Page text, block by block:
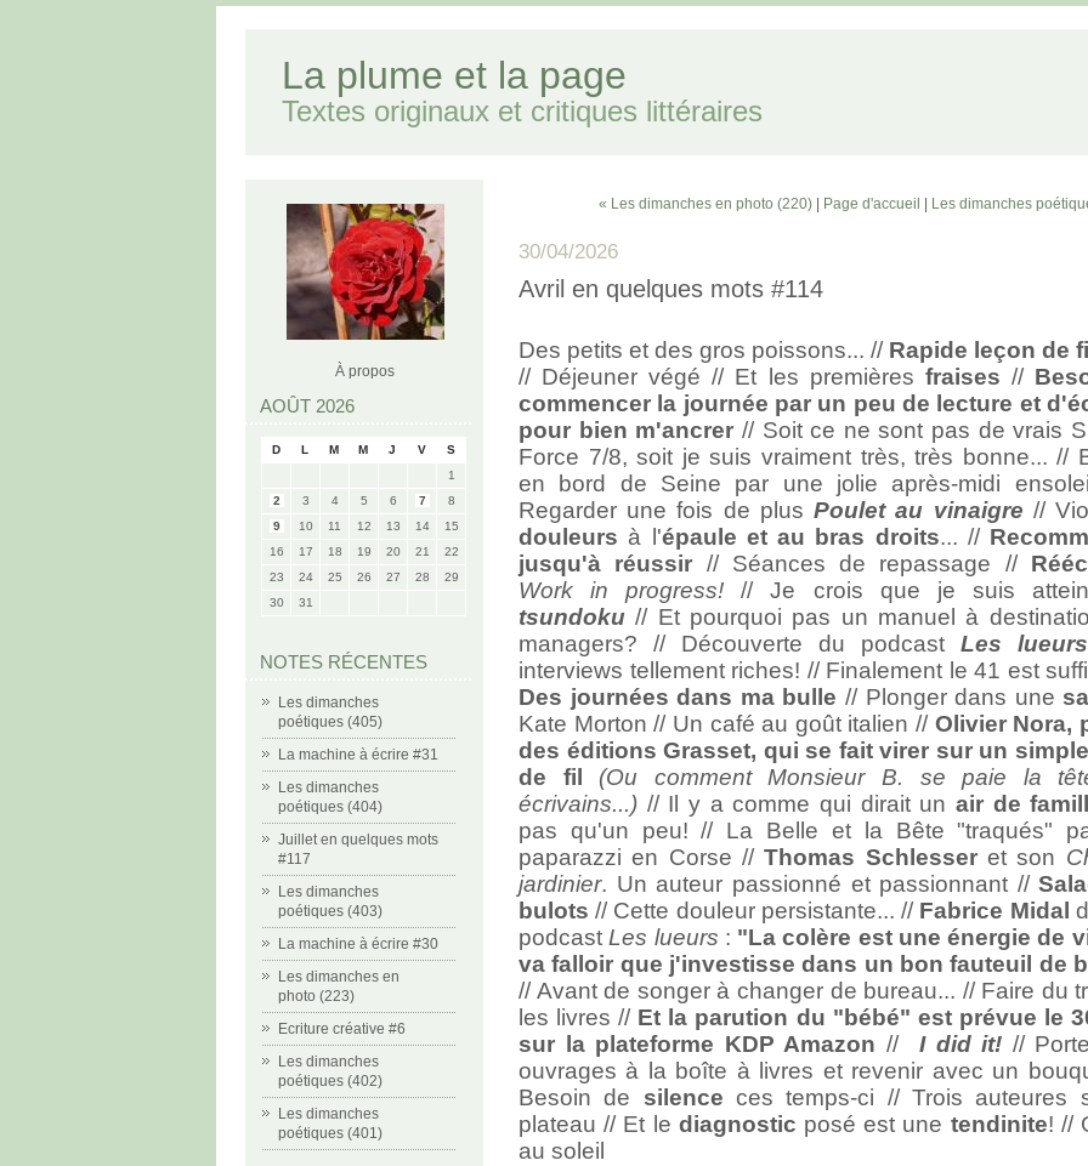
La plume et la page
Textes originaux et critiques littéraires
À propos
AOÛT 2026
D L M M J V
S
1
2
3 4 5 6 7
8
9
10 11 12 13 14
15
16
17 18 19 20 21
22
23
24 25 26 27 28
29
30
31
NOTES RÉCENTES
Les dimanches
poétiques (405)
La machine à écrire #31
Les dimanches
poétiques (404)
Juillet en quelques mots
#117
Les dimanches
poétiques (403)
La machine à écrire #30
Les dimanches en
photo (223)
Ecriture créative #6
Les dimanches
poétiques (402)
Les dimanches
poétiques (401)
« Les dimanches en photo (220) Page d'accueil Les dimanches
30/04/2026
Avril en quelques mots #114
Des petits et des gros poissons... // Rapide leçon de
// Déjeuner végé // Et les premières fraises //
commencer la journée par un peu de lecture et
pour bien m'ancrer // Soit ce ne sont pas de vrais
Force 7/8, soit je suis vraiment très, très bonne... //
en bord de Seine par une jolie après-midi
Regarder une fois de plusPoulet au vinaigre //
douleurs à l'épaule et au bras droits... //
jusqu'à réussir // Séances de repassage //
Work in progress! // Je crois que je suis
tsundoku // Et pourquoi pas un manuel à
managers? // Découverte du podcast Les
interviews tellement riches! // Finalement le 41 est
Des journées dans ma bulle // Plonger dans une
Kate Morton // Un café au goût italien // Olivier Nora,
des éditions Grasset, qui se fait virer sur un
de fil (Ou comment Monsieur B. se paie la
écrivains...) // Il y a comme qui dirait un air de
pas qu'un peu! // La Belle et la Bête "traqués"
paparazzi en Corse //Thomas Schlesseret son
jardinier. Un auteur passionné et passionnant //
bulots // Cette douleur persistante... // Fabrice Midal
podcast Les lueurs : "La colère est une énergie de
va falloir que j'investisse dans un bon fauteuil de
// Avant de songer à changer de bureau... // Faire du
les livres // Et la parution du "bébé" est prévue le
sur la plateforme KDP Amazon // I did it! //
ouvrages à la boîte à livres et revenir avec un
Besoin de silenceces temps-ci // Trois auteures
plateau // Et le diagnostic posé est une tendinite! //
au soleil